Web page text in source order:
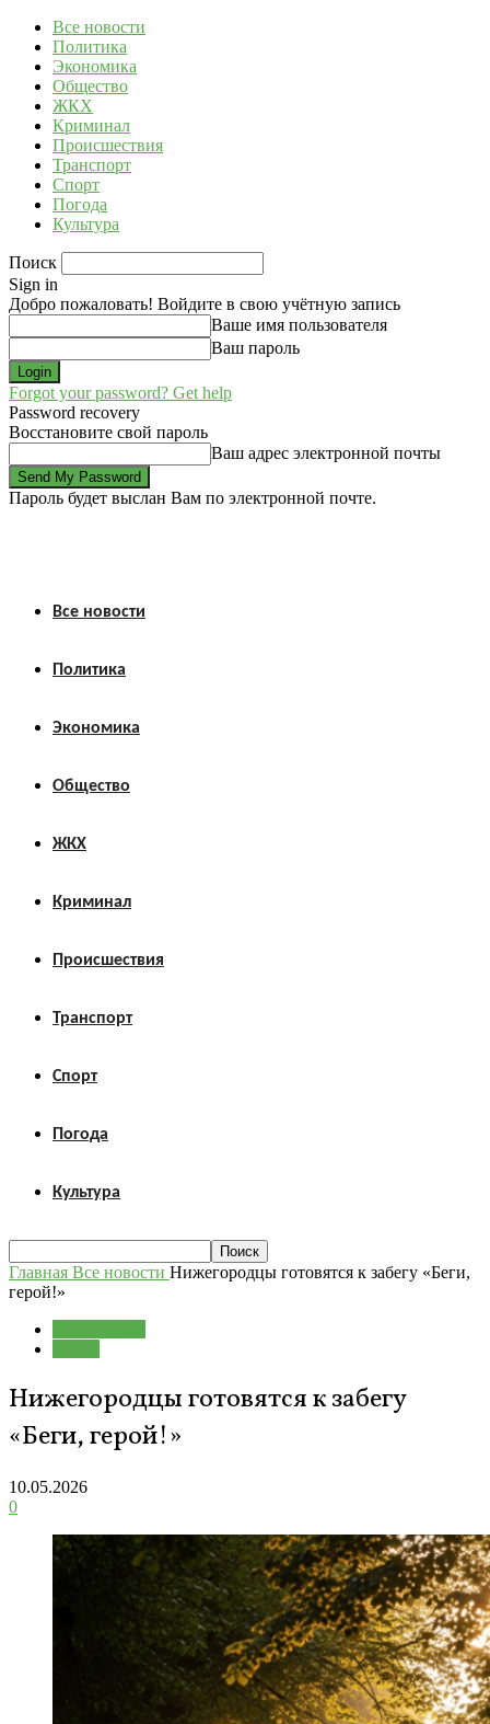
Все новости
Политика
Экономика
Общество
ЖКХ
Криминал
Происшествия
Транспорт
Спорт
Погода
Культура
Поиск
Sign in
Добро пожаловать! Войдите в свою учётную запись
Ваше имя пользователя
Ваш пароль
Forgot your password? Get help
Password recovery
Восстановите свой пароль
Ваш адрес электронной почты
Пароль будет выслан Вам по электронной почте.
Все новости
Политика
Экономика
Общество
ЖКХ
Криминал
Происшествия
Транспорт
Спорт
Погода
Культура
Главная Все новости Нижегородцы готовятся к забегу «Беги,
герой!»
Нижегородцы готовятся к забегу
«Беги, герой!»
10.05.2026
0